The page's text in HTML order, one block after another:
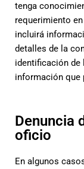
tenga
requerimiento
incluirá
detalles de la
identificación de
información que
Denuncia
oficio
En algunos